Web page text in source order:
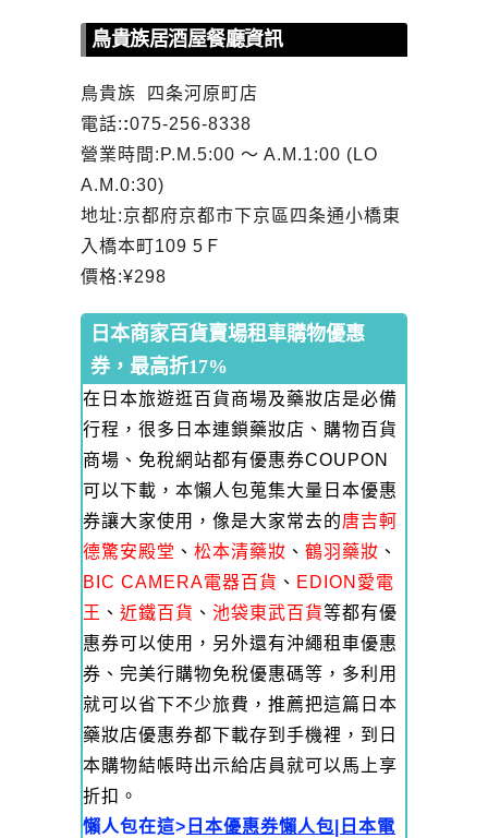
鳥貴族居酒屋餐廳資訊
鳥貴族 四条河原町店
電話::075-256-8338
營業時間:P.M.5:00 ～ A.M.1:00 (LO
A.M.0:30)
地址:京都府京都市下京區四条通小橋東
入橋本町109 5Ｆ
價格:¥298
日本商家百貨賣場租車購物優惠
券，最高折17%
在日本旅遊逛百貨商場及藥妝店是必備
行程，很多日本連鎖藥妝店、購物百貨
商場、免稅網站都有優惠券COUPON
可以下載，本懶人包蒐集大量日本優惠
券讓大家使用，像是大家常去的唐吉軻
德驚安殿堂 、 松本清藥妝 、 鶴羽藥妝 、
BIC CAMERA電器百貨 、 EDION愛電
王 、 近鐵百貨 、 池袋東武百貨等都有優
惠券可以使用，另外還有沖繩租車優惠
券、完美行購物免稅優惠碼等，多利用
就可以省下不少旅費，推薦把這篇日本
藥妝店優惠券都下載存到手機裡，到日
本購物結帳時出示給店員就可以馬上享
折扣。
懶人包在這> 日本優惠券懶人包|日本電